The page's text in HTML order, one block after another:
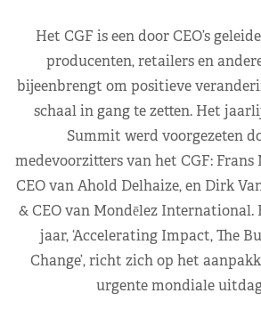
Het CGF is een door CEO’s
producenten, retailers en
bijeenbrengt om positieve
schaal in gang te zetten. Het
Summit werd voorgezeten
medevoorzitters van het CGF:
CEO van Ahold Delhaize, en Dirk
& CEO van Mondēlez
jaar, ‘Accelerating Impact, The
Change’, richt zich op het
urgente mondiale